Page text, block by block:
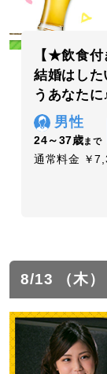
【★飲食
結婚はし
うあなたに
男性
24～37歳まで
通常料金 ￥
8/13 （木